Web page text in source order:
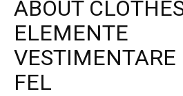
ABOUT
ELEMENTE
VESTIMENTARE
FEL